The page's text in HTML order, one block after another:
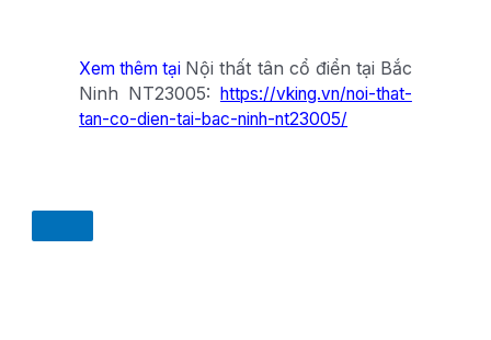
Xem thêm tại Nội thất tân cổ điển tại Bắc
Ninh NT23005: https://vking.vn/noi-that-
tan-co-dien-tai-bac-ninh-nt23005/